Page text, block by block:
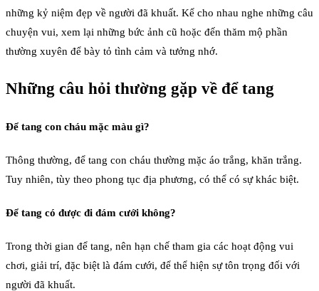
những kỷ niệm đẹp về người đã khuất. Kể cho nhau nghe những câu
chuyện vui, xem lại những bức ảnh cũ hoặc đến thăm mộ phần
thường xuyên để bày tỏ tình cảm và tưởng nhớ.
Những câu hỏi thường gặp về để tang
Để tang con cháu mặc màu gì?
Thông thường, để tang con cháu thường mặc áo trắng, khăn trắng.
Tuy nhiên, tùy theo phong tục địa phương, có thể có sự khác biệt.
Để tang có được đi đám cưới không?
Trong thời gian để tang, nên hạn chế tham gia các hoạt động vui
chơi, giải trí, đặc biệt là đám cưới, để thể hiện sự tôn trọng đối với
người đã khuất.